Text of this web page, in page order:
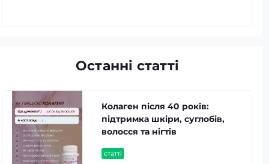
Останні статті
статті
Колаген після 40 років:
підтримка шкіри, суглобів,
волосся та нігтів